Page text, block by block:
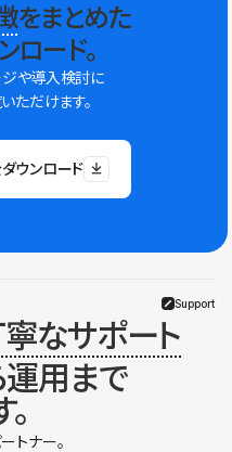
をまとめた
ロード。
や導入検討に
ただけます。
ウンロード
Support
なサポート
運用まで
トナー。